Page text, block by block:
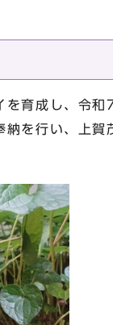
育成し、令
を行い、上賀